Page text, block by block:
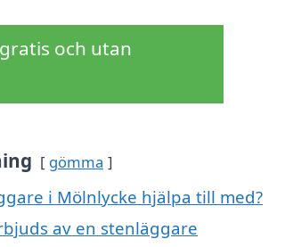
och utan
gömma
i Mölnlycke hjälpa till med?
av en stenläggare